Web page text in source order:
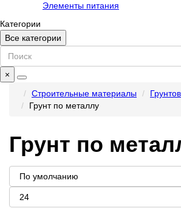
Элементы питания
Категории
Все категории
×
Строительные материалы
Грунт по металлу
Грунт по